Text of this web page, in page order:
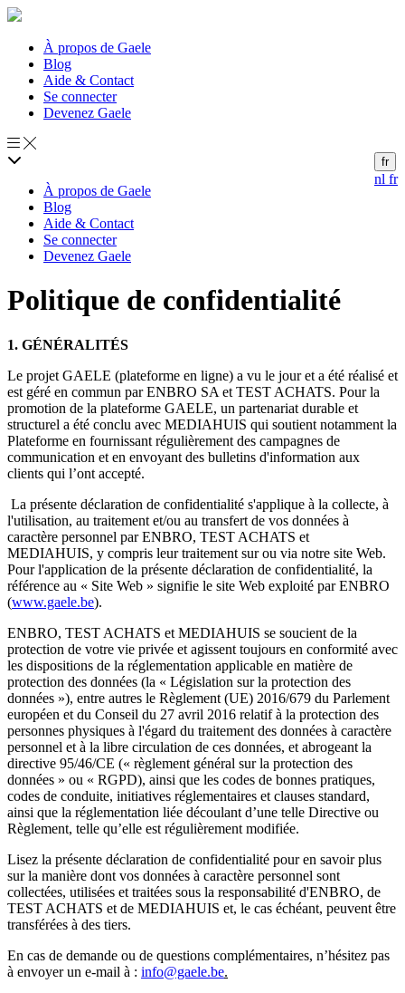
À propos de Gaele
Blog
Aide & Contact
Se connecter
Devenez Gaele
fr
nl fr
À propos de Gaele
Blog
Aide & Contact
Se connecter
Devenez Gaele
Politique de confidentialité
1. GÉNÉRALITÉS
Le projet GAELE (plateforme en ligne) a vu le jour et a été réalisé et
est géré en commun par ENBRO SA et TEST ACHATS. Pour la
promotion de la plateforme GAELE, un partenariat durable et
structurel a été conclu avec MEDIAHUIS qui soutient notamment la
Plateforme en fournissant régulièrement des campagnes de
communication et en envoyant des bulletins d'information aux
clients qui l’ont accepté.
La présente déclaration de confidentialité s'applique à la collecte, à
l'utilisation, au traitement et/ou au transfert de vos données à
caractère personnel par ENBRO, TEST ACHATS et
MEDIAHUIS, y compris leur traitement sur ou via notre site Web.
Pour l'application de la présente déclaration de confidentialité, la
référence au « Site Web » signifie le site Web exploité par ENBRO
(www.gaele.be).
ENBRO, TEST ACHATS et MEDIAHUIS se soucient de la
protection de votre vie privée et agissent toujours en conformité avec
les dispositions de la réglementation applicable en matière de
protection des données (la « Législation sur la protection des
données »), entre autres le Règlement (UE) 2016/679 du Parlement
européen et du Conseil du 27 avril 2016 relatif à la protection des
personnes physiques à l'égard du traitement des données à caractère
personnel et à la libre circulation de ces données, et abrogeant la
directive 95/46/CE (« règlement général sur la protection des
données » ou « RGPD), ainsi que les codes de bonnes pratiques,
codes de conduite, initiatives réglementaires et clauses standard,
ainsi que la réglementation liée découlant d’une telle Directive ou
Règlement, telle qu’elle est régulièrement modifiée.
Lisez la présente déclaration de confidentialité pour en savoir plus
sur la manière dont vos données à caractère personnel sont
collectées, utilisées et traitées sous la responsabilité d'ENBRO, de
TEST ACHATS et de MEDIAHUIS et, le cas échéant, peuvent être
transférées à des tiers.
En cas de demande ou de questions complémentaires, n’hésitez pas
à envoyer un e-mail à : info@gaele.be.